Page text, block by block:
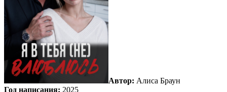
Автор: Алиса Браун
Год написания: 2025